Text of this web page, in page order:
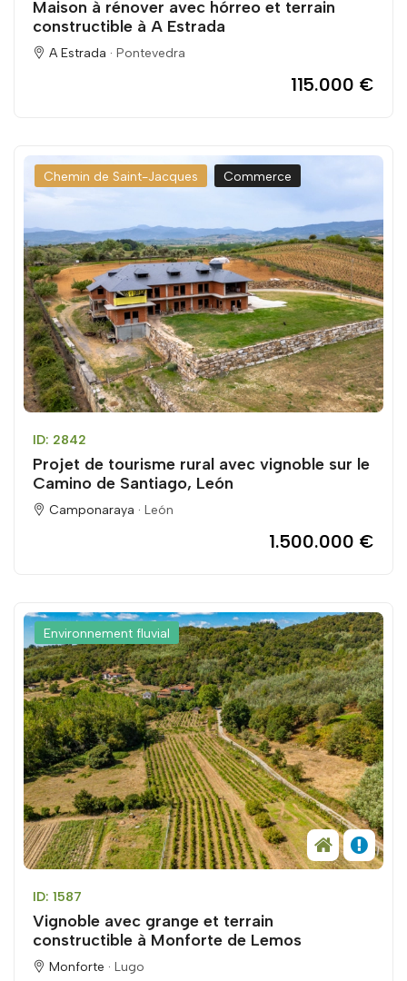
Maison à rénover avec hórreo et terrain
constructible à A Estrada
A Estrada · Pontevedra
115.000 €
Chemin de Saint-Jacques Commerce
ID: 2842
Projet de tourisme rural avec vignoble sur le
Camino de Santiago, León
Camponaraya · León
1.500.000 €
Environnement fluvial
ID: 1587
Vignoble avec grange et terrain
constructible à Monforte de Lemos
Monforte · Lugo